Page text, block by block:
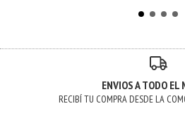
ENVIOS A TODO EL
RECIBÍ TU COMPRA DESDE LA